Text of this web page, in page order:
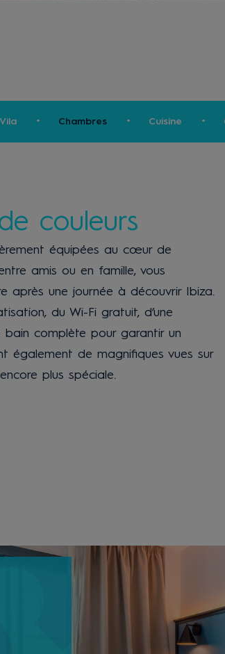
Chambres Cuisine
couleurs
équipées au cœur de
amis ou en famille, vous
après une journée à découvrir Ibiza.
du Wi-Fi gratuit, d’une
bain complète pour garantir un
également de magnifiques vues sur
plus spéciale.